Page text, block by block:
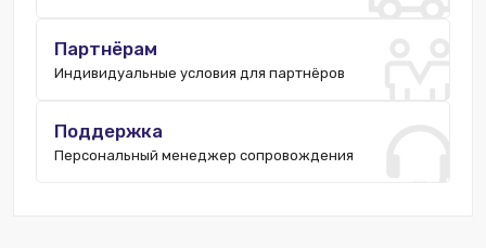
Партнёрам
Индивидуальные условия для партнёров
Поддержка
Персональный менеджер сопровождения